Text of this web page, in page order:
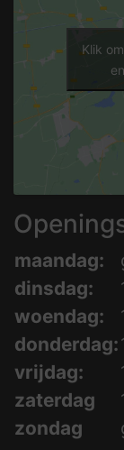
Klik
maandag:
dinsdag:
woendag:
donderdag:
vrijdag:
zaterdag
zondag